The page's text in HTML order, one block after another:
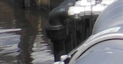
verbessern das